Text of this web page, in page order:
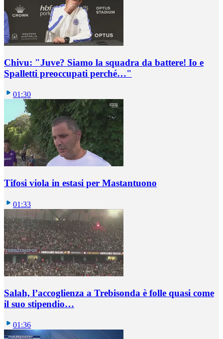
Chivu: "Juve? Siamo la squadra da battere! Io e
Spalletti preoccupati perché…"
01:30
Tifosi viola in estasi per Mastantuono
01:33
Salah, l’accoglienza a Trebisonda è folle quasi come
il suo stipendio…
01:36